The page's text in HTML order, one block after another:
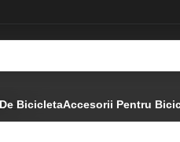
BicicletaAccesorii Pentru